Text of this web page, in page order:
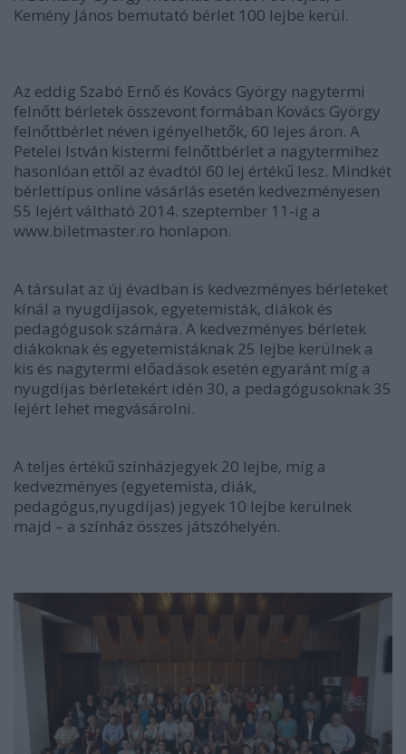
Kemény János bemutató bérlet 100 lejbe kerül.
Az eddig Szabó Ernő és Kovács György nagytermi
felnőtt bérletek összevont formában Kovács György
felnőttbérlet néven igényelhetők, 60 lejes áron. A
Petelei István kistermi felnőttbérlet a nagytermihez
hasonlóan ettől az évadtól 60 lej értékű lesz. Mindkét
bérlettípus online vásárlás esetén kedvezményesen
55 lejért váltható 2014. szeptember 11-ig a
www.biletmaster.ro honlapon.
A társulat az új évadban is kedvezményes bérleteket
kínál a nyugdíjasok, egyetemisták, diákok és
pedagógusok számára. A kedvezményes bérletek
diákoknak és egyetemistáknak 25 lejbe kerülnek a
kis és nagytermi előadások esetén egyaránt míg a
nyugdíjas bérletekért idén 30, a pedagógusoknak 35
lejért lehet megvásárolni.
A teljes értékű színházjegyek 20 lejbe, míg a
kedvezményes (egyetemista, diák,
pedagógus,nyugdíjas) jegyek 10 lejbe kerülnek
majd – a színház összes játszóhelyén.